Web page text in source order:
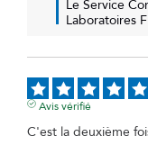
Le Service
Laboratoires
Avis vérifié
C'est la deuxième